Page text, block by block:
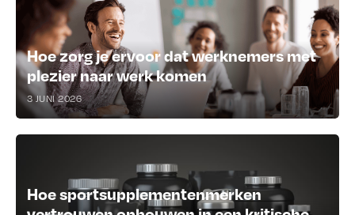
Hoe zorg je ervoor dat werknemers met
plezier naar werk komen
3 JUNI 2026
Hoe sportsupplementenmerken